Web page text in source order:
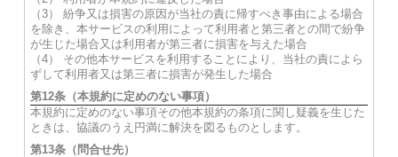
（3） 紛争又は損害の原因が当社の責に帰すべき事由による場合
を除き、本サービスの利用によって利用者と第三者との間で紛争
が生じた場合又は利用者が第三者に損害を与えた場合
（4） その他本サービスを利用することにより、当社の責によら
ずして利用者又は第三者に損害が発生した場合
第12条（本規約に定めのない事項）
本規約に定めのない事項その他本規約の条項に関し疑義を生じた
ときは、協議のうえ円満に解決を図るものとします。
第13条（問合せ先）